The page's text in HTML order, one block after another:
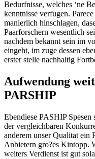
Bedurfnisse, welches ‘ne
kenntnisse verfugen.
manierlich hinschlagen,
Paarforschern wesentlich
nachdem bekannt sein im
eingeht, im zuge dessen
erster stelle nachhaltig
Aufwendung
PARSHIP
Ebendiese PASHIP
der vergleichbaren
anderem unser Qualitat ein
Anbietern gro?es Kintopp.
weiters Verdienst ist gut